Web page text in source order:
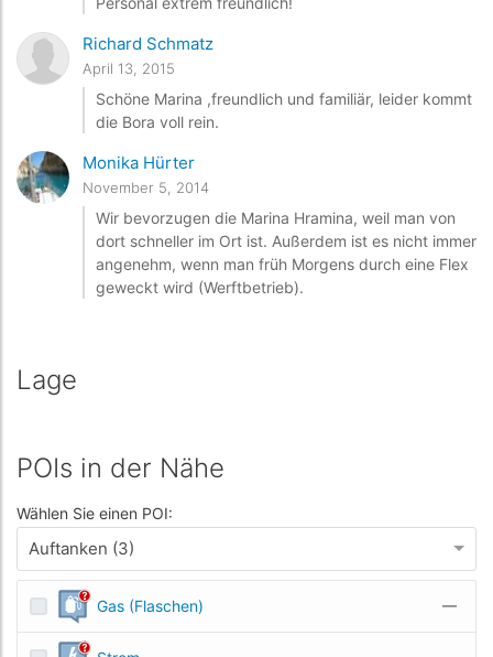
Richard Schmatz
April 13, 2015
Schöne Marina ,freundlich und familiär, leider kommt
die Bora voll rein.
Monika Hürter
November 5, 2014
Wir bevorzugen die Marina Hramina, weil man von
dort schneller im Ort ist. Außerdem ist es nicht immer
angenehm, wenn man früh Morgens durch eine Flex
geweckt wird (Werftbetrieb).
Lage
POIs in der Nähe
Wählen Sie einen POI:
Auftanken (3)
Gas (Flaschen) —